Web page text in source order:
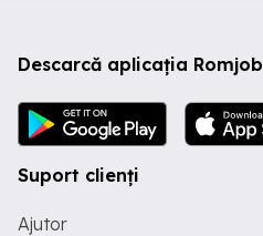
Descarcă aplicația Romjob
Suport clienți
Ajutor